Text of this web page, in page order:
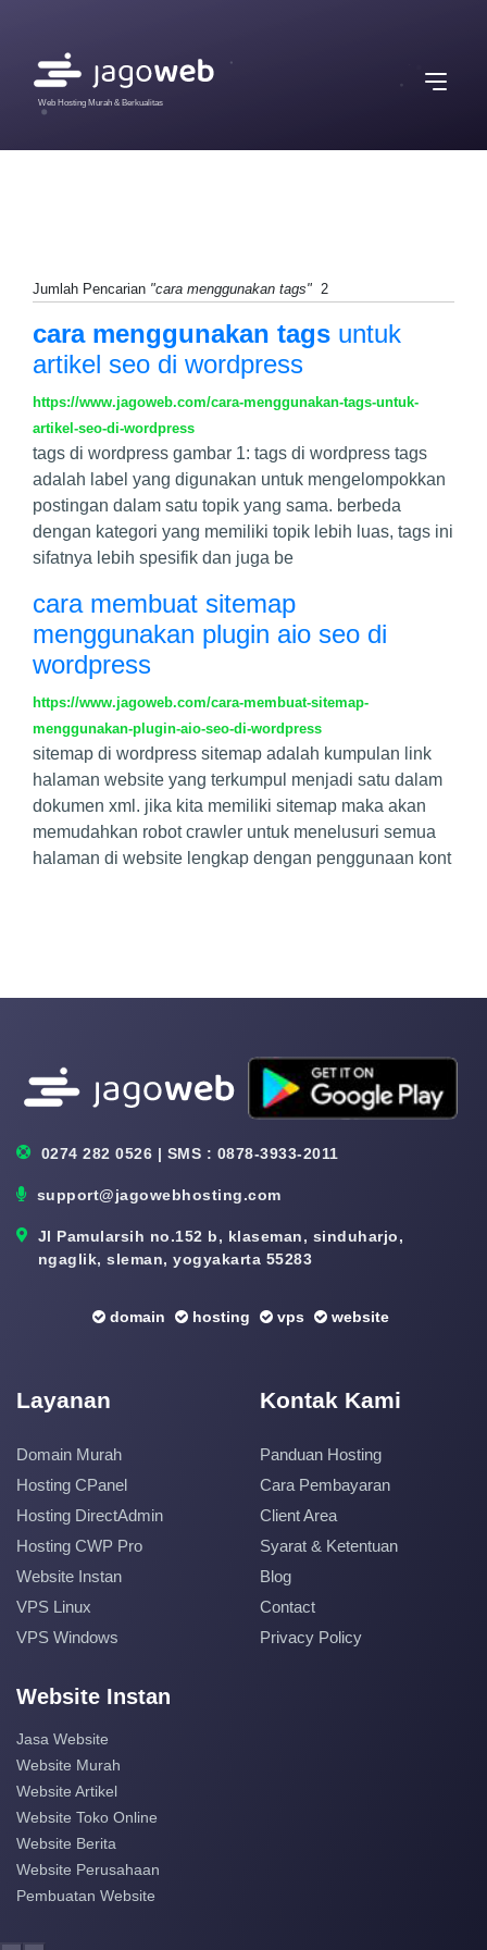
Web Hosting Murah & Berkualitas
Jumlah Pencarian "cara menggunakan tags" 2
cara menggunakan tags untuk
artikel seo di wordpress
https://www.jagoweb.com/cara-menggunakan-tags-untuk-
artikel-seo-di-wordpress
tags di wordpress gambar 1: tags di wordpress tags
adalah label yang digunakan untuk mengelompokkan
postingan dalam satu topik yang sama. berbeda
dengan kategori yang memiliki topik lebih luas, tags ini
sifatnya lebih spesifik dan juga be
cara membuat sitemap
menggunakan plugin aio seo di
wordpress
https://www.jagoweb.com/cara-membuat-sitemap-
menggunakan-plugin-aio-seo-di-wordpress
sitemap di wordpress sitemap adalah kumpulan link
halaman website yang terkumpul menjadi satu dalam
dokumen xml. jika kita memiliki sitemap maka akan
memudahkan robot crawler untuk menelusuri semua
halaman di website lengkap dengan penggunaan kont
0274 282 0526 | SMS : 0878-3933-2011
support@jagowebhosting.com
Jl Pamularsih no.152 b, klaseman, sinduharjo,
ngaglik, sleman, yogyakarta 55283
domain hosting vps website
Layanan
Domain Murah
Hosting CPanel
Hosting DirectAdmin
Hosting CWP Pro
Website Instan
VPS Linux
VPS Windows
Kontak Kami
Panduan Hosting
Cara Pembayaran
Client Area
Syarat & Ketentuan
Blog
Contact
Privacy Policy
Website Instan
Jasa Website
Website Murah
Website Artikel
Website Toko Online
Website Berita
Website Perusahaan
Pembuatan Website